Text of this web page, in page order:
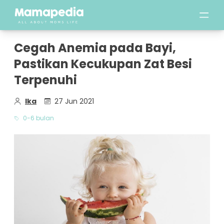
Cegah Anemia pada Bayi,
Pastikan Kecukupan Zat Besi
Terpenuhi
Ika 27 Jun 2021
0-6 bulan